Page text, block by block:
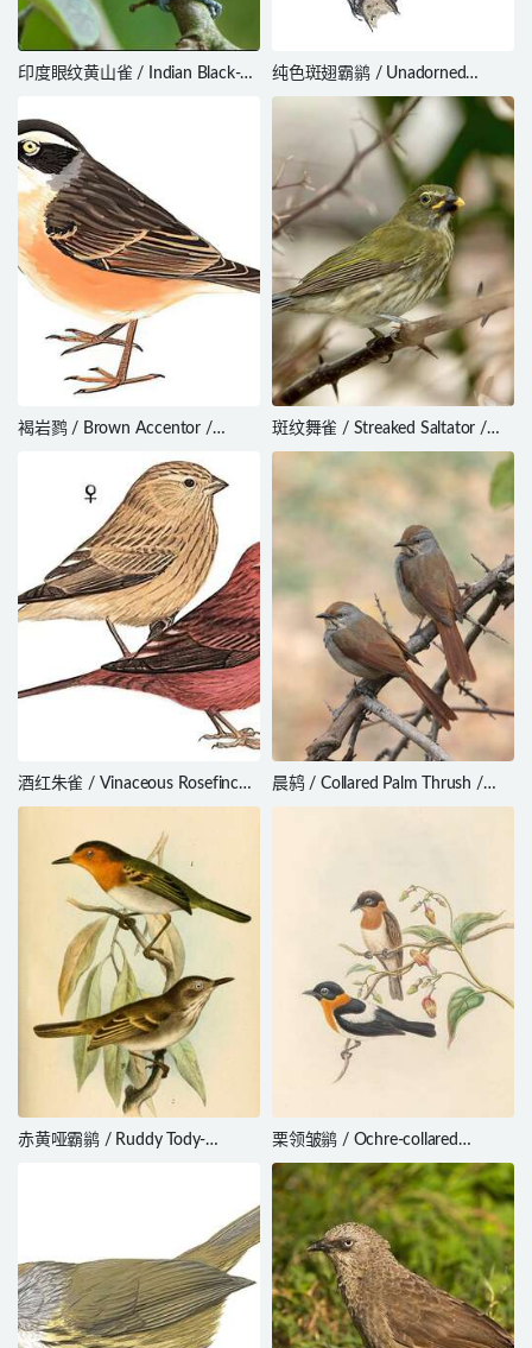
印度眼纹黄山雀 / Indian Black-
aplonotus
纯色斑翅霸鹟 / Unadorned
Flycatcher / Myiophobus
褐岩鹨 / Brown Accentor /
斑纹舞雀 / Streaked Saltator /
Saltator striatipectus
酒红朱雀 / Vinaceous Rosefinch /
Carpodacus vinaceus
晨鸫 / Collared Palm Thrush /
Cichladusa arquata
赤黄哑霸鹟 / Ruddy Tody-
栗领皱鹟 / Ochre-collared
Monarch / Arses insularis